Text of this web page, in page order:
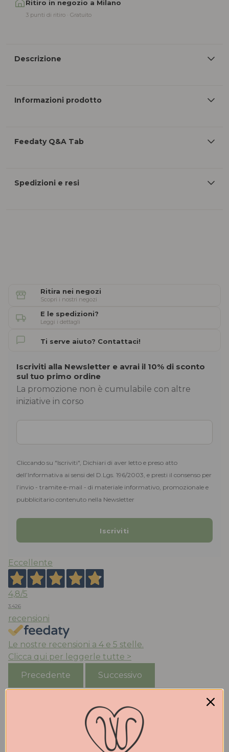
Ritiro in negozio a Milano
3 punti di ritiro · Gratuito
Descrizione
Informazioni prodotto
Feedaty Q&A Tab
Spedizioni e resi
Ritira nei negozi
Scopri i nostri negozi
E le spedizioni?
Leggi i dettagli
Ti serve aiuto? Contattaci!
Iscriviti alla Newsletter e avrai il 10% di sconto
sul tuo primo ordine
La promozione non è cumulabile con altre
iniziative in corso
Cliccando su "Iscriviti", Dichiari di aver letto e preso atto
dell’Informativa ai sensi del D.Lgs. 196/2003, e presti il consenso per
l’invio - tramite e-mail - di materiale informativo, promozionale e
pubblicitario contenuto nella Newsletter
Eccellente
4,8/5
3.426
recensioni
Le nostre recensioni a 4 e 5 stelle.
Clicca qui per leggerle tutte >
Precedente
Successivo
Acquisto da anni le scarpe di Walter che trovo
molto belle e comode. Qualità eccezionale. Stile ed